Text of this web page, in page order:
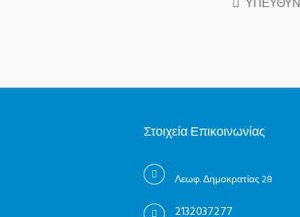
Στοιχεία Επικοινωνίας
Λεωφ. Δημοκρατίας 28
2132037277